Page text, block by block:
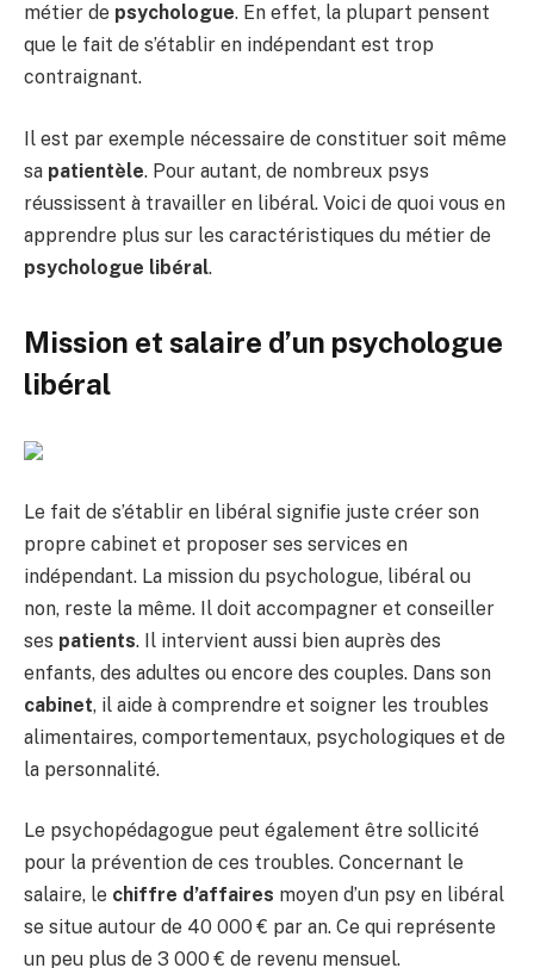
métier de psychologue. En effet, la plupart pensent
que le fait de s’établir en indépendant est trop
contraignant.
Il est par exemple nécessaire de constituer soit même
sa patientèle. Pour autant, de nombreux psys
réussissent à travailler en libéral. Voici de quoi vous en
apprendre plus sur les caractéristiques du métier de
psychologue libéral.
Mission et salaire d’un psychologue
libéral
Le fait de s’établir en libéral signifie juste créer son
propre cabinet et proposer ses services en
indépendant. La mission du psychologue, libéral ou
non, reste la même. Il doit accompagner et conseiller
ses patients. Il intervient aussi bien auprès des
enfants, des adultes ou encore des couples. Dans son
cabinet, il aide à comprendre et soigner les troubles
alimentaires, comportementaux, psychologiques et de
la personnalité.
Le psychopédagogue peut également être sollicité
pour la prévention de ces troubles. Concernant le
salaire, le chiffre d’affaires moyen d’un psy en libéral
se situe autour de 40 000 € par an. Ce qui représente
un peu plus de 3 000 € de revenu mensuel.